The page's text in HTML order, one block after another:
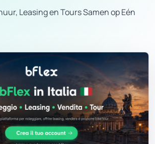
Leasing en Tours Samen op Eén